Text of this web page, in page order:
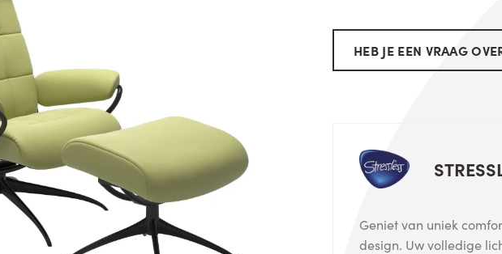
HEB JE EEN VRAAG
Geniet van uniek
design. Uw volledige